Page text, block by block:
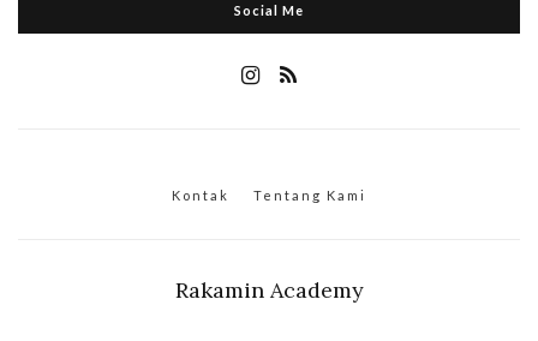
Social Me
Kontak Tentang Kami
Rakamin Academy